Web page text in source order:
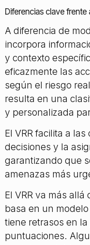
Diferencias clave
A diferencia de
incorpora
y contexto
eficazmente las
según el riesgo
resulta en una
y personalizada
El VRR facilita a
decisiones y la
garantizando que
amenazas más
El VRR va más
basa en un
tiene retrasos en
puntuaciones.